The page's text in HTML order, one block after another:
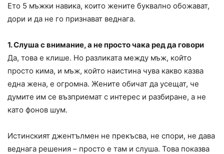
Ето 5 мъжки навика, които жените буквално обожават,
дори и да не го признават веднага.
1. Слуша с внимание, а не просто чака ред да говори
Да, това е клише. Но разликата между мъж, който
просто кима, и мъж, който наистина чува какво казва
една жена, е огромна. Жените обичат да усещат, че
думите им се възприемат с интерес и разбиране, а не
като фонов шум.
Истинският джентълмен не прекъсва, не спори, не дава
веднага решения – просто е там и слуша. Това показва